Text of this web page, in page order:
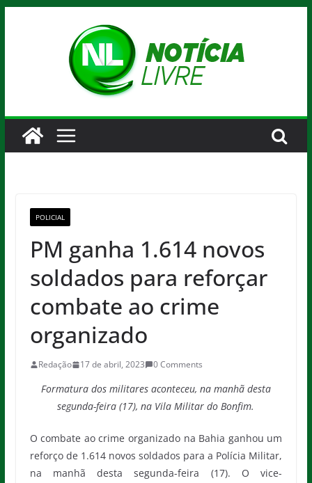
POLICIAL
PM ganha 1.614 novos
soldados para reforçar
combate ao crime
organizado
Redação 17 de abril, 2023 0 Comments
Formatura dos militares aconteceu, na manhã desta
segunda-feira (17), na Vila Militar do Bonfim.
O combate ao crime organizado na Bahia ganhou um
reforço de 1.614 novos soldados para a Polícia Militar,
na manhã desta segunda-feira (17). O vice-